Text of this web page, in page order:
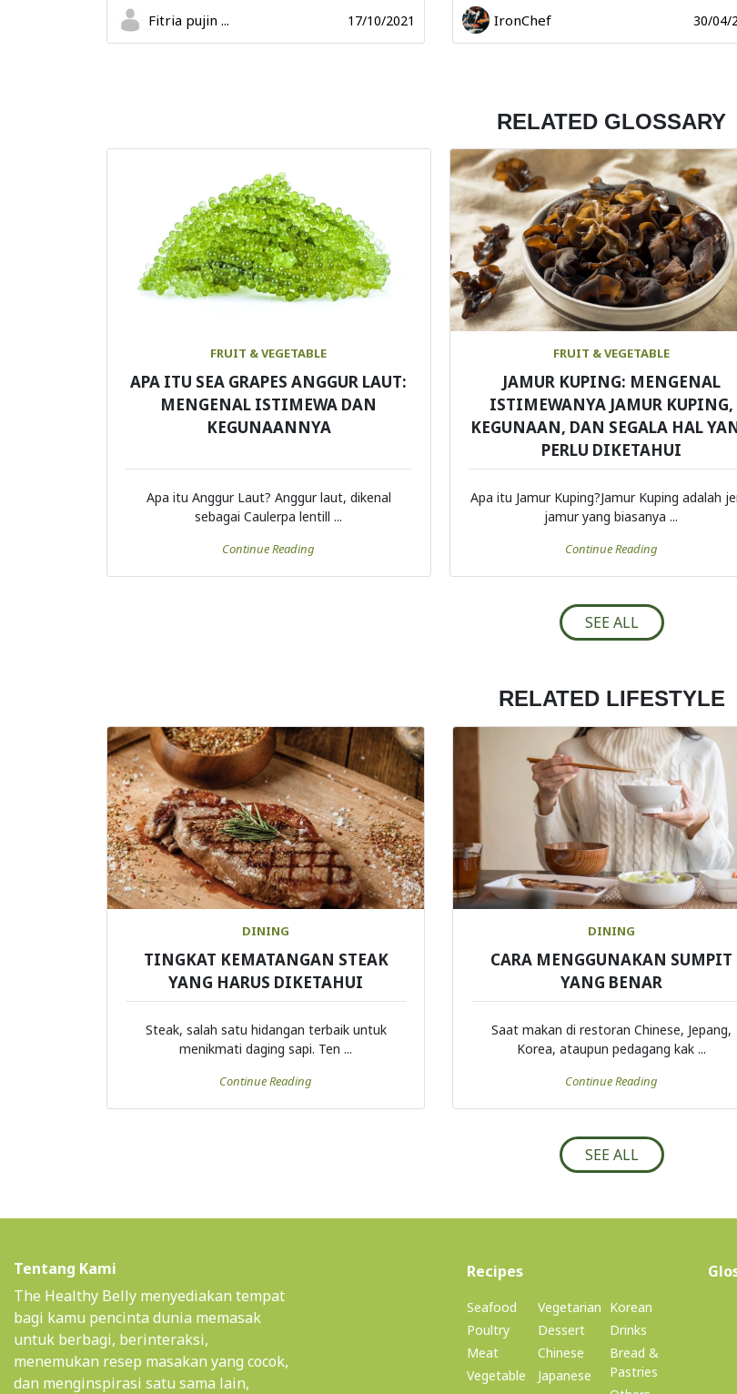
Fitria pujin ... 17/10/2021 IronChef 30/04/
RELATED GLOSSARY
FRUIT & VEGETABLE
APA ITU SEA GRAPES ANGGUR LAUT:
MENGENAL ISTIMEWA DAN
KEGUNAANNYA
Apa itu Anggur Laut? Anggur laut, dikenal
sebagai Caulerpa lentill ...
Continue Reading
FRUIT & VEGETABLE
JAMUR KUPING: MENGENAL
ISTIMEWANYA JAMUR KUPING,
KEGUNAAN, DAN SEGALA HAL
PERLU DIKETAHUI
Apa itu Jamur Kuping?Jamur Kuping adalah
jamur yang biasanya ...
Continue Reading
SEE ALL
RELATED LIFESTYLE
DINING
TINGKAT KEMATANGAN STEAK
YANG HARUS DIKETAHUI
Steak, salah satu hidangan terbaik untuk
menikmati daging sapi. Ten ...
Continue Reading
DINING
CARA MENGGUNAKAN SUMPIT
YANG BENAR
Saat makan di restoran Chinese, Jepang,
Korea, ataupun pedagang kak ...
Continue Reading
SEE ALL
Tentang Kami
The Healthy Belly menyediakan tempat
bagi kamu pencinta dunia memasak
untuk berbagi, berinteraksi,
menemukan resep masakan yang cocok,
dan menginspirasi satu sama lain,
Recipes(current)
Seafood
Poultry
Meat
Vegetable
Vegetarian
Dessert
Chinese
Japanese
Korean
Drinks
Bread &
Pastries